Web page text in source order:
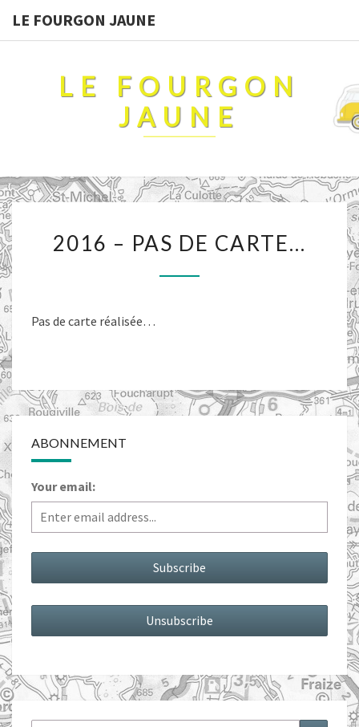
LE FOURGON JAUNE
LE FOURGON
JAUNE
–
2016 – PAS DE CARTE…
Pas de carte réalisée…
ABONNEMENT
Your email: